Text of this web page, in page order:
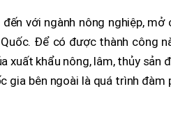
với ngành nông nghiệp,
Quốc. Để có được thành công
xuất khẩu nông, lâm, thủy sản
gia bên ngoài là quá trình đàm